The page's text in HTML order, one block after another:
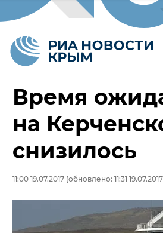
Время
на
снизилось
11:00 19.07.2017 (обновлено: 11:31